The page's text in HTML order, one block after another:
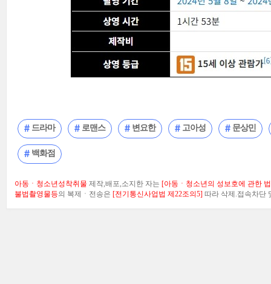
드라마 로맨스 변요한 고아성 문상민
백화점
아동ㆍ청소년성착취물 제작,배포,소지한 자는 [아동ㆍ청소년의 성보호에 관한
불법촬영물등의 복제ㆍ전송은 [전기통신사업법 제22조의5] 따라 삭제.접속차단